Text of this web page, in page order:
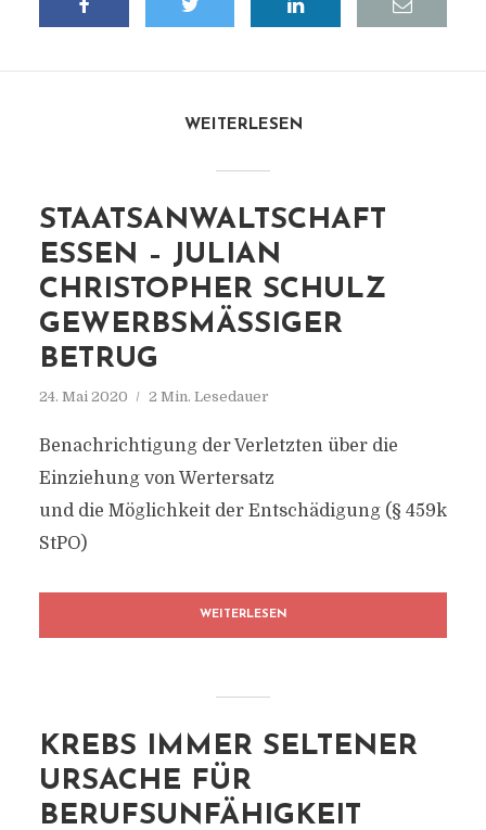
WEITERLESEN
STAATSANWALTSCHAFT
ESSEN – JULIAN
CHRISTOPHER SCHULZ
GEWERBSMÄSSIGER B
ETRUG
24. Mai 2020 2 Min. Lesedauer
Benachrichtigung der Verletzten über die
Einziehung von Wertersatz
und die Möglichkeit der Entschädigung (§ 459k
StPO)
WEITERLESEN
KREBS IMMER SELTENER
URSACHE FÜR
BERUFSUNFÄHIGKEIT